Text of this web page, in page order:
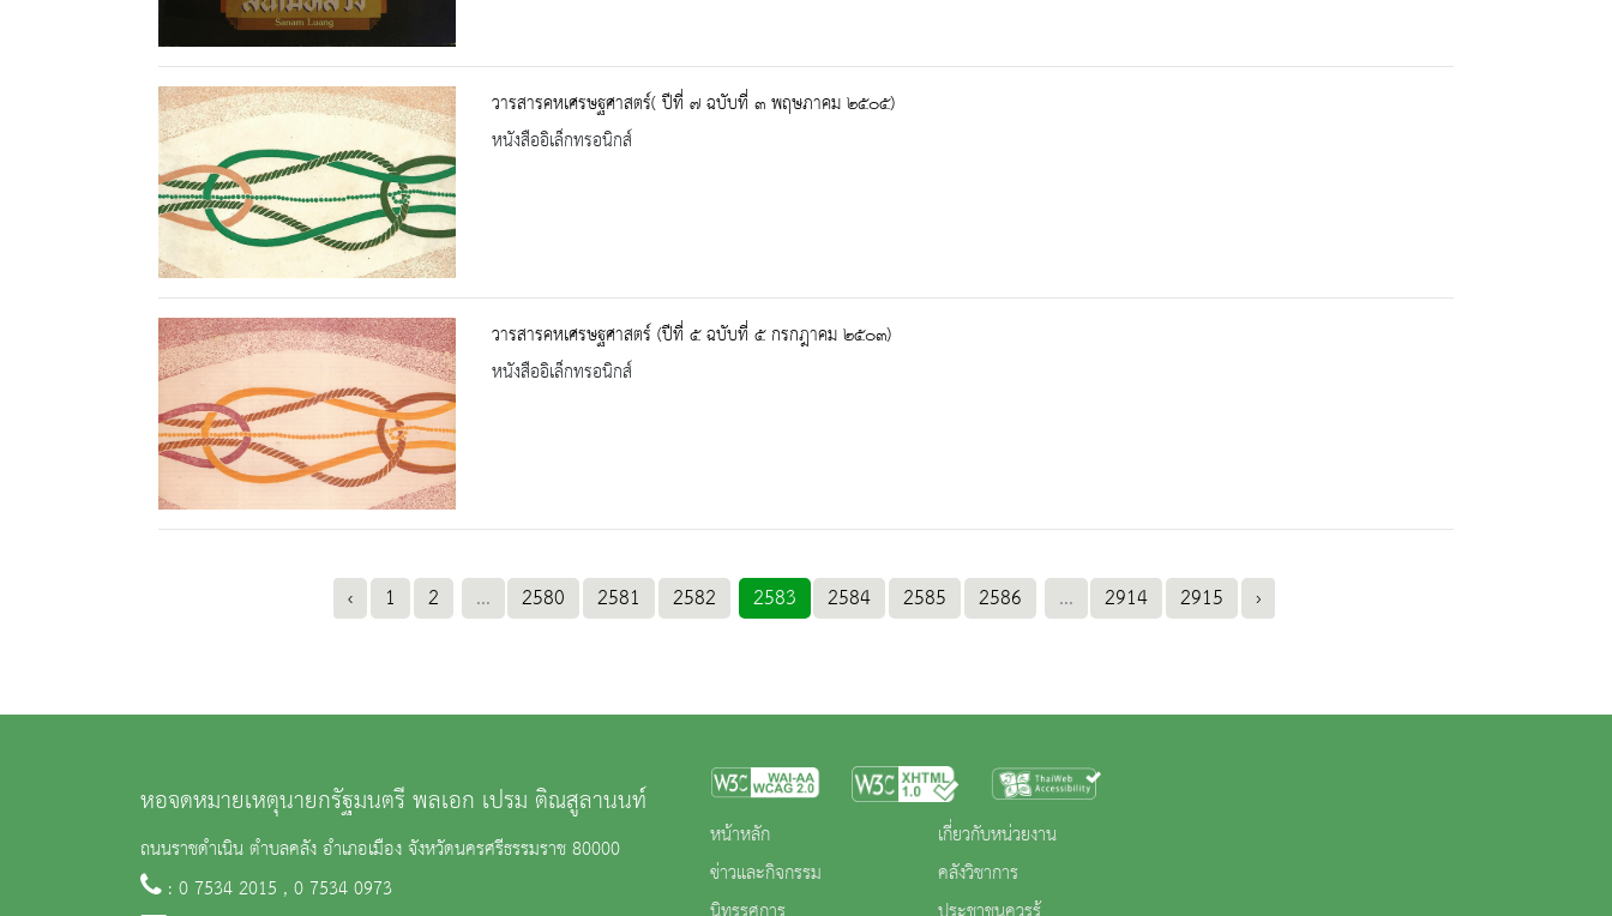
วารสารคหเศรษฐศาสตร์( ปีที่ ๗ ฉบับที่ ๓ พฤษภาคม ๒๕๐๕)
หนังสืออิเล็กทรอนิกส์
วารสารคหเศรษฐศาสตร์ (ปีที่ ๕ ฉบับที่ ๕ กรกฎาคม ๒๕๐๓)
หนังสืออิเล็กทรอนิกส์
‹ 1 2 ... 2580 2581 2582 2583 2584 2585 2586 ... 2914 2915 ›
หอจดหมายเหตุนายกรัฐมนตรี พลเอก เปรม ติณสูลานนท์
ถนนราชดำเนิน ตำบลคลัง อำเภอเมือง จังหวัดนครศรีธรรมราช 80000
: 0 7534 2015 , 0 7534 0973
หน้าหลัก
ข่าวและกิจกรรม
เกี่ยวกับหน่วยงาน
คลังวิชาการ